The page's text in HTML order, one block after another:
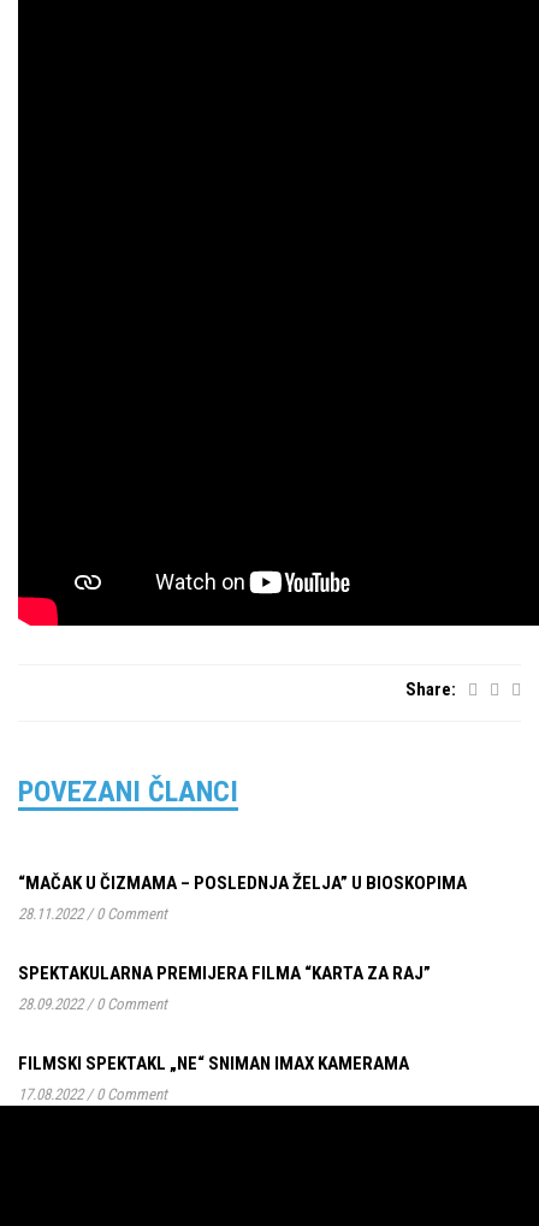
Share:
POVEZANI ČLANCI
“MAČAK U ČIZMAMA – POSLEDNJA ŽELJA” U BIOSKOPIMA
28.11.2022 / 0 Comment
SPEKTAKULARNA PREMIJERA FILMA “KARTA ZA RAJ”
28.09.2022 / 0 Comment
FILMSKI SPEKTAKL „NE“ SNIMAN IMAX KAMERAMA
17.08.2022 / 0 Comment